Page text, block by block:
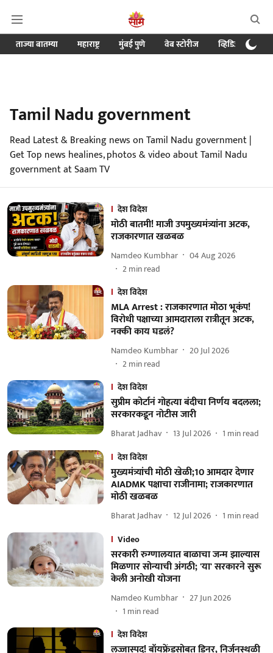
ताज्या बातम्या महाराष्ट्र मुंबई पुणे वेब स्टोरीज व्हिडिओ
Tamil Nadu government
Read Latest & Breaking news on Tamil Nadu government |
Get Top news healines, photos & video about Tamil Nadu
government at Saam TV
देश विदेश
मोठी बातमी! माजी उपमुख्यमंत्र्यांना अटक,
राजकारणात खळबळ
Namdeo Kumbhar
04 Aug 2026
2min read
देश विदेश
MLA Arrest : राजकारणात मोठा भूकंप!
विरोधी पक्षाच्या आमदाराला रात्रीतून अटक,
नक्की काय घडलं?
Namdeo Kumbhar
20 Jul 2026
2min read
देश विदेश
सुप्रीम कोर्टानं गोहत्या बंदीचा निर्णय बदलला;
सरकारकडून नोटीस जारी
Bharat Jadhav 13 Jul 2026 1 min read
देश विदेश
मुख्यमंत्र्यांची मोठी खेळी;10 आमदार देणार
AIADMK पक्षाचा राजीनामा; राजकारणात
मोठी खळबळ
Bharat Jadhav 12 Jul 2026 1 min read
Video
सरकारी रुग्णालयात बाळाचा जन्म झाल्यास
मिळणार सोन्याची अंगठी; 'या' सरकारने सुरू
केली अनोखी योजना
Namdeo Kumbhar
27 Jun 2026
1 min read
देश विदेश
लज्जास्पद! बॉयफ्रेंडसोबत डिनर, निर्जनस्थळी